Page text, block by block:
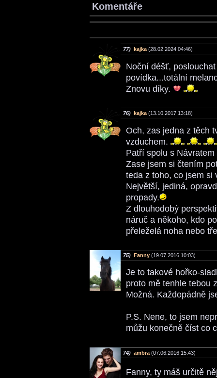
Komentáře
77) kajka (28.02.2024 04:46)
Noční déšť,
povídka...totální
Znovu díky.
76) kajka (13.10.2017 13:18)
Och, zas jedna z těch
vzduchem.
Patří spolu s
Zase jsem si čtením
teda z toho, co jsem
Největší, jediná,
propady.
Z dlouhodobý
náruč a někoho, kdo
přeleželá noha nebo
75) Fanny (19.07.2016 10:03)
Je to takové hořko-
proto mě tenhle tebou
Možná. Každopádně
P.S. Nene, to jsem
můžu konečně číst co
74) ambra (07.06.2016 15:43)
Fanny, ty máš určitě